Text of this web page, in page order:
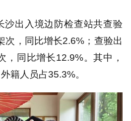
沙出入境边防检查站共查验
次，同比增长2.6%；查验出
，同比增长12.9%。其中，
籍人员占35.3%。